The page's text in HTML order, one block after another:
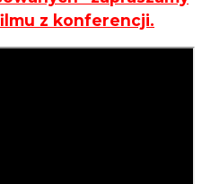
z konferencji.